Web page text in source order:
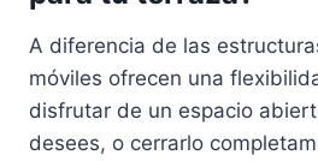
A diferencia de las
móviles ofrecen una
disfrutar de un espacio
desees, o cerrarlo